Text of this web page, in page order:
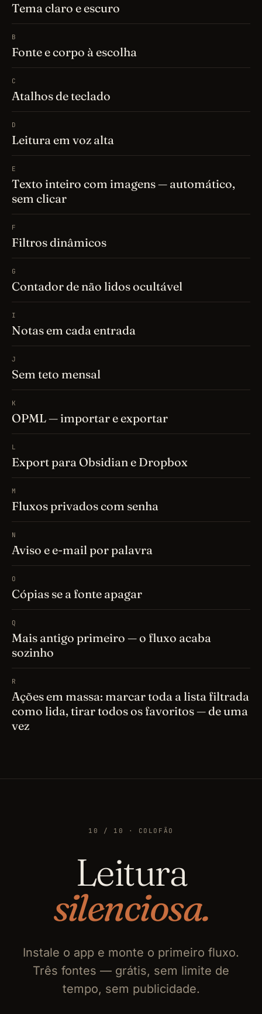
Tema claro e escuro
B
Fonte e corpo à escolha
C
Atalhos de teclado
D
Leitura em voz alta
E
Texto inteiro com imagens — automático,
sem clicar
F
Filtros dinâmicos
G
Contador de não lidos ocultável
I
Notas em cada entrada
J
Sem teto mensal
K
OPML — importar e exportar
L
Export para Obsidian e Dropbox
M
Fluxos privados com senha
N
Aviso e e-mail por palavra
O
Cópias se a fonte apagar
Q
Mais antigo primeiro — o fluxo acaba
sozinho
R
Ações em massa: marcar toda a lista filtrada
como lida, tirar todos os favoritos — de uma
vez
10 / 10 · COLOFÃO
Leitura
silenciosa.
Instale o app e monte o primeiro fluxo.
Três fontes — grátis, sem limite de
tempo, sem publicidade.